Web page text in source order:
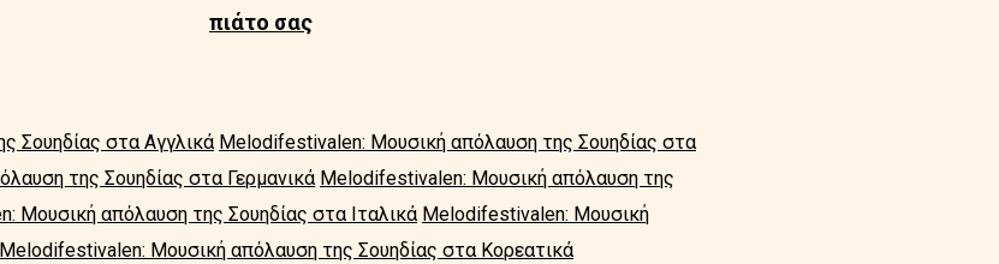
πιάτο σας
Σουηδίας στα Αγγλικά Melodifestivalen: Μουσική απόλαυση της Σουηδίας στα
της Σουηδίας στα Γερμανικά Melodifestivalen: Μουσική απόλαυση της
Μουσική απόλαυση της Σουηδίας στα Ιταλικά Melodifestivalen: Μουσική
Melodifestivalen: Μουσική απόλαυση της Σουηδίας στα Κορεατικά